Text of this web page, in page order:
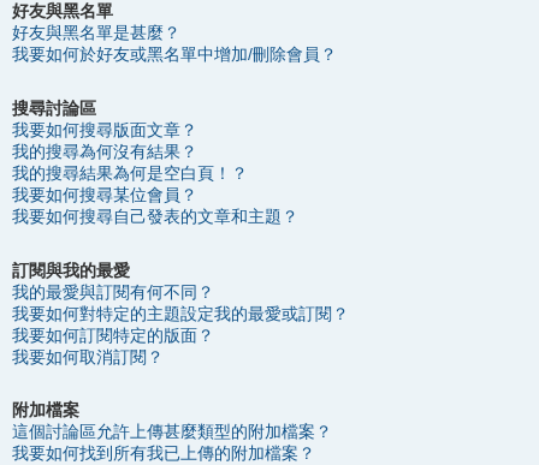
好友與黑名單
好友與黑名單是甚麼？
我要如何於好友或黑名單中增加/刪除會員？
搜尋討論區
我要如何搜尋版面文章？
我的搜尋為何沒有結果？
我的搜尋結果為何是空白頁！？
我要如何搜尋某位會員？
我要如何搜尋自己發表的文章和主題？
訂閱與我的最愛
我的最愛與訂閱有何不同？
我要如何對特定的主題設定我的最愛或訂閱？
我要如何訂閱特定的版面？
我要如何取消訂閱？
附加檔案
這個討論區允許上傳甚麼類型的附加檔案？
我要如何找到所有我已上傳的附加檔案？